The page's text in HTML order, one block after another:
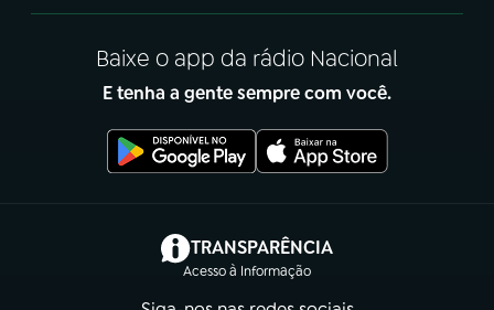
Baixe o app da rádio Nacional
E tenha a gente sempre com você.
TRANSPARÊNCIA
Acesso à Informação
(abre em nova aba)